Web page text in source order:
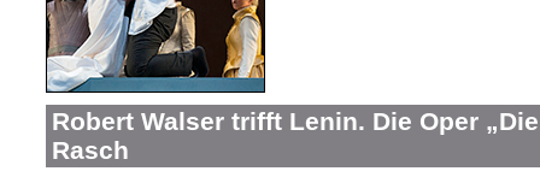
Robert Walser trifft Lenin. Die Oper
Rasch